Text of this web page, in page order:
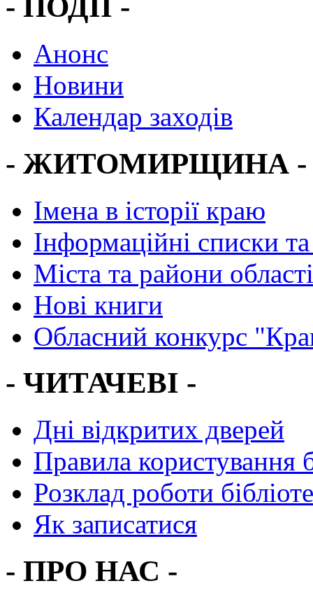
Анонс
Новини
Календар заходів
- ЖИТОМИРЩИНА -
Імена в історії краю
Інформаційні списки
Міста та райони області
Нові книги
Обласний конкурс
- ЧИТАЧЕВІ -
Дні відкритих дверей
Правила користування
Розклад роботи
Як записатися
- ПРО НАС -